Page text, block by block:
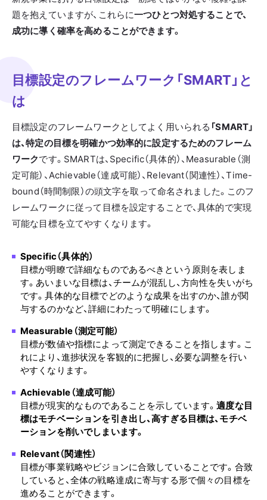
題を抱えていますが、これらに一つひとつ対処することで、
成功に導く確率を高めることができます。
目標設定のフレームワーク「SMART」と
は
目標設定のフレームワークとしてよく用いられる 「SMART」
は、特定の目標を明確かつ効率的に設定するためのフレーム
ワークです。SMARTは、Specific（具体的）、Measurable（測
定可能）、Achievable（達成可能）、Relevant（関連性）、Time-
bound（時間制限）の頭文字を取って命名されました。このフ
レームワークに従って目標を設定することで、具体的で実現
可能な目標を立てやすくなります。
Specific（具体的）
目標が明瞭で詳細なものであるべきという原則を表しま
す。あいまいな目標は、チームが混乱し、方向性を失いがち
です。具体的な目標でどのような成果を出すのか、誰が関
与するのかなど、詳細にわたって明確にします。
Measurable（測定可能）
目標が数値や指標によって測定できることを指します。こ
れにより、進捗状況を客観的に把握し、必要な調整を行い
やすくなります。
Achievable（達成可能）
目標が現実的なものであることを示しています。適度な目
標はモチベーションを引き出し、高すぎる目標は、モチベ
ーションを削いでしまいます。
Relevant（関連性）
目標が事業戦略やビジョンに合致していることです。合致
していると、全体の戦略達成に寄与する形で個々の目標を
進めることができます。